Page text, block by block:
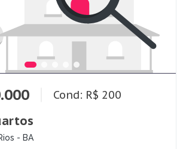
Cond: R$ 200
- BA